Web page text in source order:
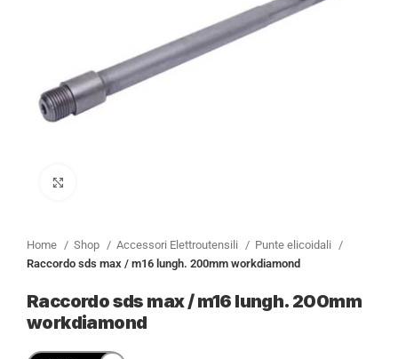
Home Shop Accessori Elettroutensili
Punte elicoidali
Raccordo sds max / m16 lungh. 200mm workdiamond
Raccordo sds max / m16 lungh. 200mm
workdiamond